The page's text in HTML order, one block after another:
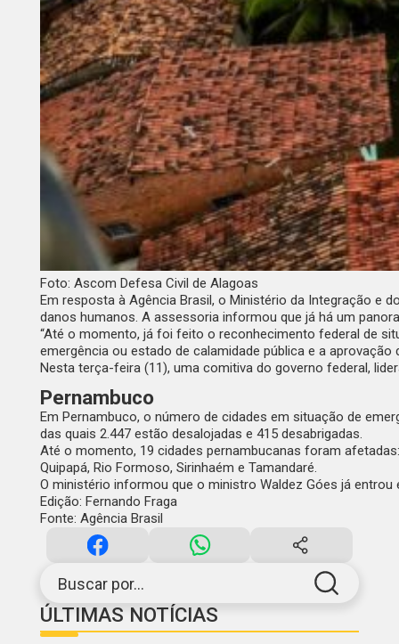
Buscar por...
ÚLTIMAS NOTÍCIAS
Foto: Ascom Defesa Civil de Alagoas
Em resposta à Agência Brasil , o Ministério da Integração e
danos humanos. A assessoria informou que já há um
“Até o momento, já foi feito o reconhecimento federal de
emergência ou estado de calamidade pública e a
Nesta terça-feira (11), uma comitiva do governo federal,
Pernambuco
Em Pernambuco, o número de cidades em situação de
das quais 2.447 estão desalojadas e 415 desabrigadas.
Até o momento, 19 cidades pernambucanas foram
Quipapá, Rio Formoso, Sirinhaém e Tamandaré.
O ministério informou que o ministro Waldez Góes já
Edição: Fernando Fraga
Fonte: Agência Brasil